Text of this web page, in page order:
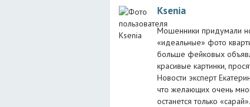
Ksenia
Мошенники придумали
«идеальные» фото
больше фейковых
красивые картинки,
Новости эксперт
что желающих очень
останется только